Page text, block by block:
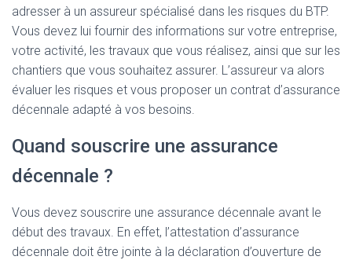
adresser à un assureur spécialisé dans les risques du BTP.
Vous devez lui fournir des informations sur votre entreprise,
votre activité, les travaux que vous réalisez, ainsi que sur les
chantiers que vous souhaitez assurer. L’assureur va alors
évaluer les risques et vous proposer un contrat d’assurance
décennale adapté à vos besoins.
Quand souscrire une assurance
décennale ?
Vous devez souscrire une assurance décennale avant le
début des travaux. En effet, l’attestation d’assurance
décennale doit être jointe à la déclaration d’ouverture de